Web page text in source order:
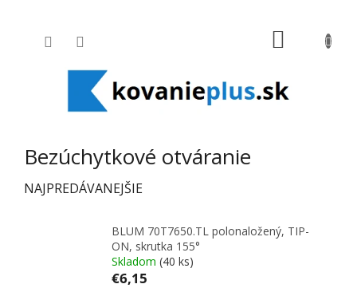
Bezúchytkové otváranie
NAJPREDÁVANEJŠIE
BLUM 70T7650.TL polonaložený, TIP-
ON, skrutka 155°
Skladom (40 ks)
€6,15